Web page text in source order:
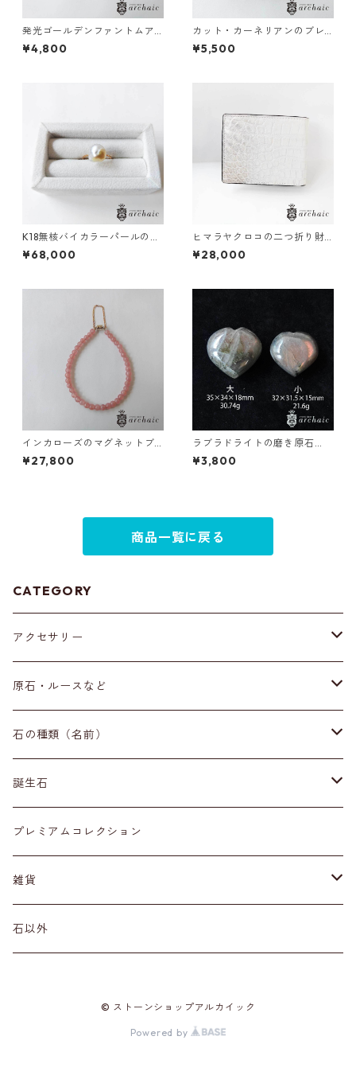
発光ゴールデンファントムア
メジストのポイント（全3種）
¥4,800
カット・カーネリアンのブレ
スレット（7.5mm）
¥5,500
K18無核バイカラーパールのリ
ング（11.5号）
¥68,000
ヒマラヤクロコの二つ折り財
布
¥28,000
インカローズのマグネットブ
レスレット（4mm）
¥27,800
ラブラドライトの磨き原石
（ハート）全2種
¥3,800
商品一覧に戻る
CATEGORY
アクセサリー
ブレスレット
イヤリング・ピアス
ネックレス・ペンダントトップ
リング
材質
プラチナ
その他アクセサリー
原石・ルースなど
原石
丸玉
標本
磨き石
ルース
石の種類（名前）
ア行
アイオライト
アクアマリン
カ行
カーネリアン
カイヤナイト
サ行
サファイア
タ行
誕生石
１月
２月
３月
プレミアムコレクション
雑貨
天然石雑貨
石以外
© ストーンショップアルカイック
Powered by